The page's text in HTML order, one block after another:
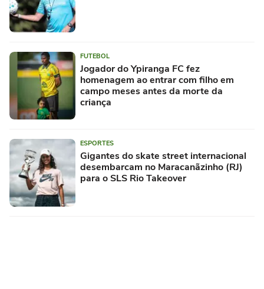
FUTEBOL
Jogador do Ypiranga FC fez
homenagem ao entrar com filho em
campo meses antes da morte da
criança
ESPORTES
Gigantes do skate street internacional
desembarcam no Maracanãzinho (RJ)
para o SLS Rio Takeover